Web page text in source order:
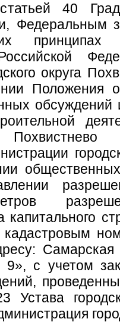
40
Федеральным
округа
Положения
Похвистнево
общественных
капитального
кадастровым
Самарская
с учетом
Устава